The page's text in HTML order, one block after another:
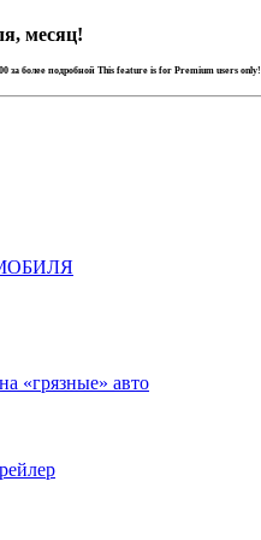
месяц!
за более подробной This feature is for Premium users only!
«грязные» авто